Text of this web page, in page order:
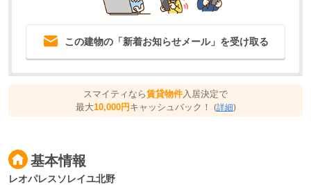
この建物の「新着お知らせメール」を受け取る
スマイティなら賃貸物件 入居決定で
最大10,000円キャッシュバック！ (詳細)
基本情報
レオパレスソレイユ北野